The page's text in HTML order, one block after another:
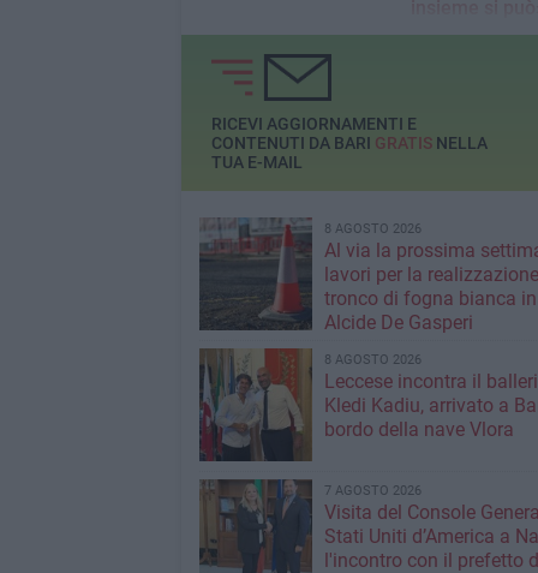
Una candidatura
RICEVI AGGIORNAMENTI E
CONTENUTI DA BARI GRATISNELLA
TUA E-MAIL
8 AGOSTO 2026
Al via la prossima
lavori per la
tronco di fogna bianca
Alcide De Gasperi
8 AGOSTO 2026
Leccese incontra il
Kledi Kadiu, arrivato a
bordo della nave Vlora
7 AGOSTO 2026
Visita del Console
Stati Uniti d’America a
l'incontro con il prefetto